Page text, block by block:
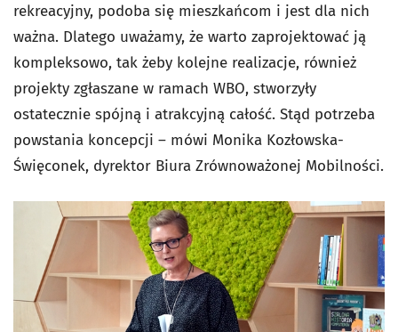
rekreacyjny, podoba się mieszkańcom i jest dla nich
ważna. Dlatego uważamy, że warto zaprojektować ją
kompleksowo, tak żeby kolejne realizacje, również
projekty zgłaszane w ramach WBO, stworzyły
ostatecznie spójną i atrakcyjną całość. Stąd potrzeba
powstania koncepcji – mówi Monika Kozłowska-
Święconek, dyrektor Biura Zrównoważonej Mobilności.